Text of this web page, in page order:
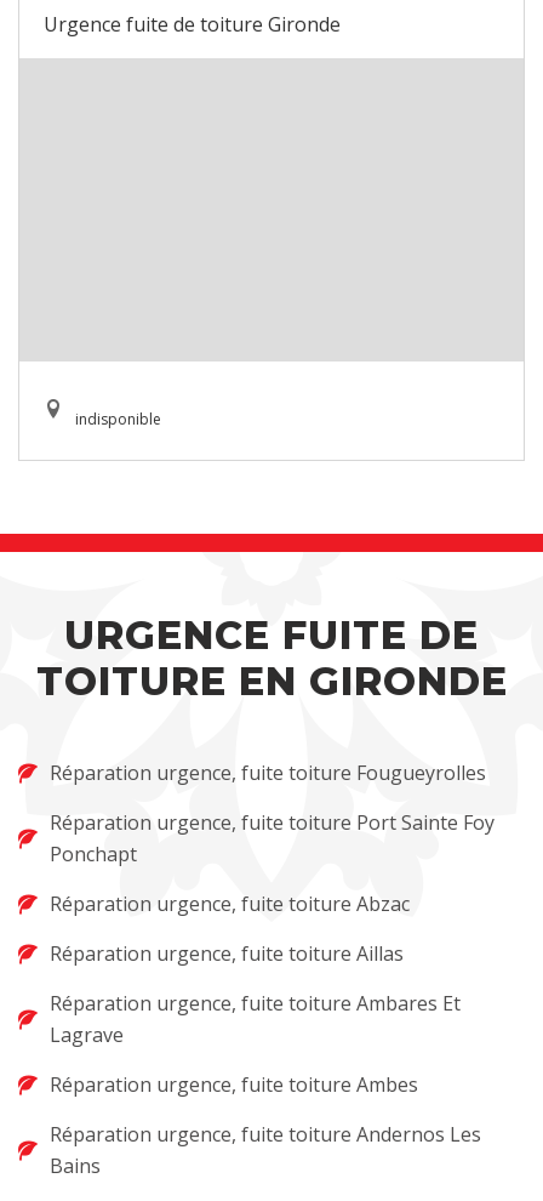
Urgence fuite de toiture Gironde
indisponible
URGENCE FUITE DE
TOITURE EN GIRONDE
Réparation urgence, fuite toiture Fougueyrolles
Réparation urgence, fuite toiture Port Sainte Foy
Ponchapt
Réparation urgence, fuite toiture Abzac
Réparation urgence, fuite toiture Aillas
Réparation urgence, fuite toiture Ambares Et
Lagrave
Réparation urgence, fuite toiture Ambes
Réparation urgence, fuite toiture Andernos Les
Bains